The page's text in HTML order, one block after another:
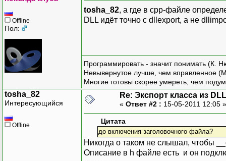
Offline
Пол:
tosha_82, а где в cpp-файле
DLL идёт точно с dllexport, а не
Программировать - значит понимать (К.
Невывернутое лучше, чем вправленное
Многие готовы скорее умереть, чем
tosha_82
Интересующийся
Offline
Re: Экспорт класса из DLL
« Ответ #2 : 15-05-2011 12:05
Цитата
до включения заголовочного файла?
Никогда о таком не слышал, чтобы
Описание в h файле есть и он